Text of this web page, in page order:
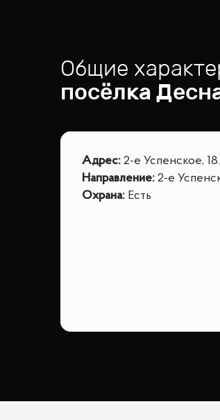
Общие
посёлка
Адрес: 2-е Успенское,
Направление: 2-е
Охрана: Есть